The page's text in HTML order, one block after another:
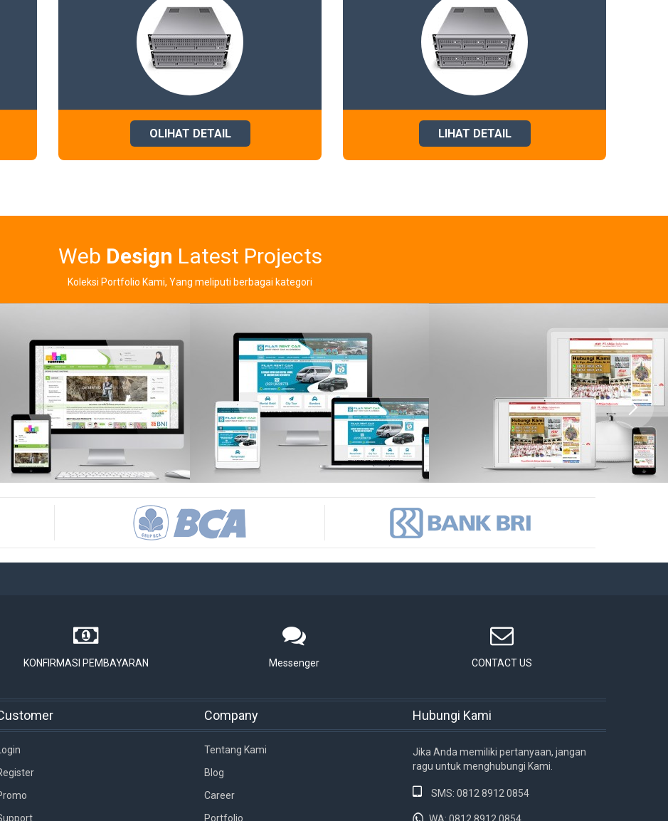
OLIHAT DETAIL LIHAT DETAIL
Web Design Latest Projects
Koleksi Portfolio Kami, Yang meliputi berbagai kategori
KONFIRMASI PEMBAYARAN Messenger CONTACT US
Company
Tentang Kami
Blog
Career
Portfolio
Hubungi Kami
Jika Anda memiliki pertanyaan, jangan
ragu untuk menghubungi Kami.
SMS: 0812 8912 0854
WA: 0812 8912 0854